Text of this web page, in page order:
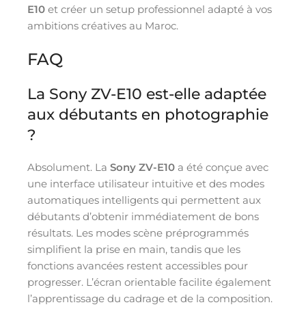
E10 et créer un setup professionnel adapté à vos
ambitions créatives au Maroc.
FAQ
La Sony ZV-E10 est-elle adaptée
aux débutants en photographie
?
Absolument. La Sony ZV-E10 a été conçue avec
une interface utilisateur intuitive et des modes
automatiques intelligents qui permettent aux
débutants d’obtenir immédiatement de bons
résultats. Les modes scène préprogrammés
simplifient la prise en main, tandis que les
fonctions avancées restent accessibles pour
progresser. L’écran orientable facilite également
l’apprentissage du cadrage et de la composition.